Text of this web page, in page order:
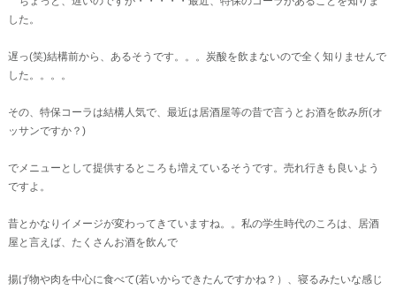
した。
遅っ(笑)結構前から、あるそうです。。。炭酸を飲まないので全く知りませんで
した。。。。
その、特保コーラは結構人気で、最近は居酒屋等の昔で言うとお酒を飲み所(オ
ッサンですか？)
でメニューとして提供するところも増えているそうです。売れ行きも良いよう
ですよ。
昔とかなりイメージが変わってきていますね。。私の学生時代のころは、居酒
屋と言えば、たくさんお酒を飲んで
揚げ物や肉を中心に食べて(若いからできたんですかね？）、寝るみたいな感じ